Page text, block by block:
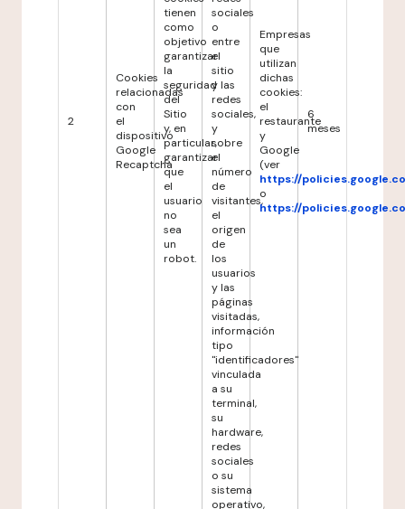
2
Cookies
relacionadas
con
el
dispositivo
Google
Recaptcha
tienen
como
objetivo
garantizar
la
seguridad
del
Sitio
y, en
particular,
garantizar
que
el
usuario
no
sea
un
robot.
sociales
o
entre
el
sitio
y las
redes
sociales,
y
sobre
el
número
de
visitantes,
el
origen
de
los
usuarios
y las
páginas
visitadas,
información
tipo
"identificadores"
vinculada
a su
terminal,
su
hardware,
redes
sociales
o su
sistema
operativo,
Empresas
que
utilizan
dichas
cookies:
el
restaurante
y
Google
(ver
https://
o
https://
6
meses